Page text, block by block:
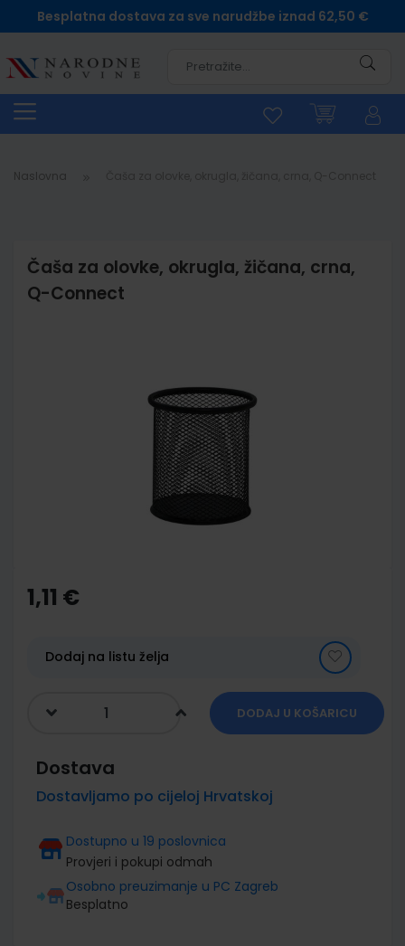
Besplatna dostava za sve narudžbe iznad 62,50 €
Naslovna
Čaša za olovke, okrugla, žičana, crna,
Q-Connect
the
beginning
gallery
1,11 €
Dodaj na listu želja
DODAJ U KOŠARICU
Dostava
Dostavljamo po cijeloj Hrvatskoj
Dostupno u 19 poslovnica
Provjeri i pokupi odmah
Osobno preuzimanje u PC Zagreb
Besplatno